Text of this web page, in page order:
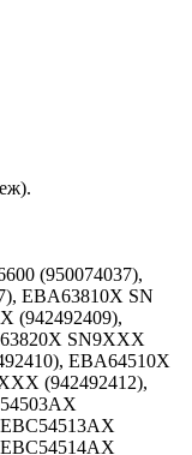
(950074037),
EBA63810X SN
(942492409),
SN9XXX
EBA64510X
(942492412),